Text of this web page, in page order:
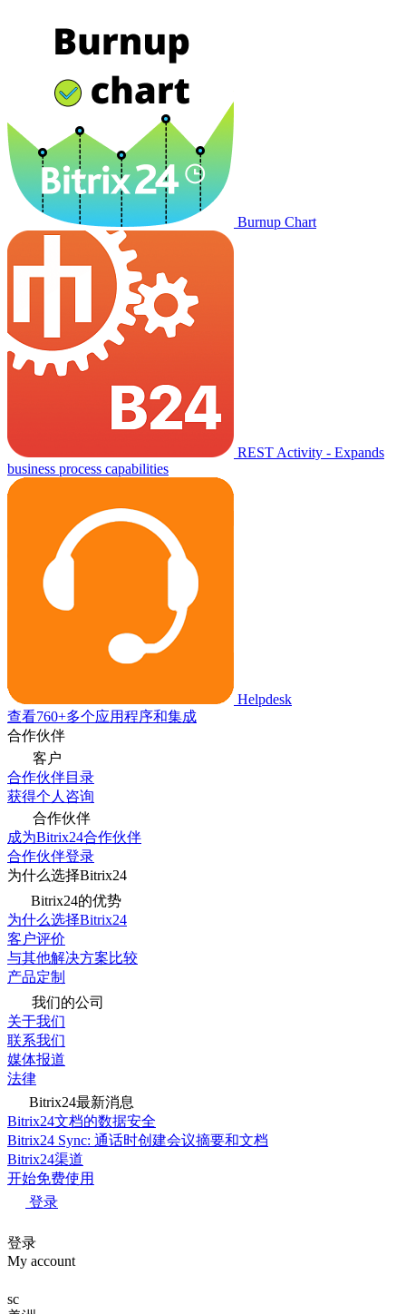
Burnup Chart
REST Activity - Expands
business process capabilities
Helpdesk
查看760+多个应用程序和集成
合作伙伴
客户
合作伙伴目录
获得个人咨询
合作伙伴
成为Bitrix24合作伙伴
合作伙伴登录
为什么选择Bitrix24
Bitrix24的优势
为什么选择Bitrix24
客户评价
与其他解决方案比较
产品定制
我们的公司
关于我们
联系我们
媒体报道
法律
Bitrix24最新消息
Bitrix24文档的数据安全
Bitrix24 Sync: 通话时创建会议摘要和文档
Bitrix24渠道
开始免费使用
登录
登录
My account
sc